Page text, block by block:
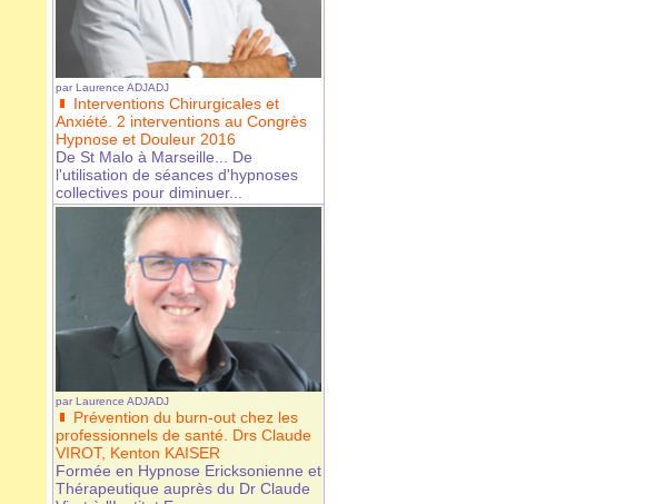
par Laurence ADJADJ
Interventions Chirurgicales et
Anxiété. 2 interventions au Congrès
Hypnose et Douleur 2016
De St Malo à Marseille... De
l'utilisation de séances d'hypnoses
collectives pour diminuer...
par Laurence ADJADJ
Prévention du burn-out chez les
professionnels de santé. Drs Claude
VIROT, Kenton KAISER
Formée en Hypnose Ericksonienne et
Thérapeutique auprès du Dr Claude